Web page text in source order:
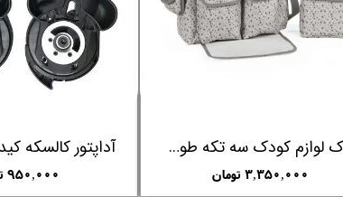
۱,۵۸۰,۰۰۰ تومان
کالسکه دوقلو نوک مدادی بروی BREVI مدل INDUE
۸۶,۵۰۰,۰۰۰ تومان